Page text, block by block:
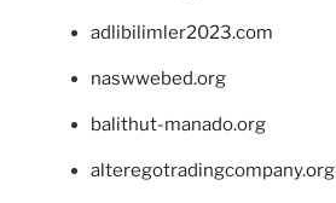
adlibilimler2023.com
naswwebed.org
balithut-manado.org
alteregotradingcompany.org